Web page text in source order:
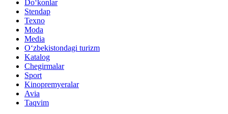
Do‘konlar
Stendap
Texno
Moda
Media
O‘zbekistondagi turizm
Katalog
Chegirmalar
Sport
Kinopremyeralar
Avia
Taqvim